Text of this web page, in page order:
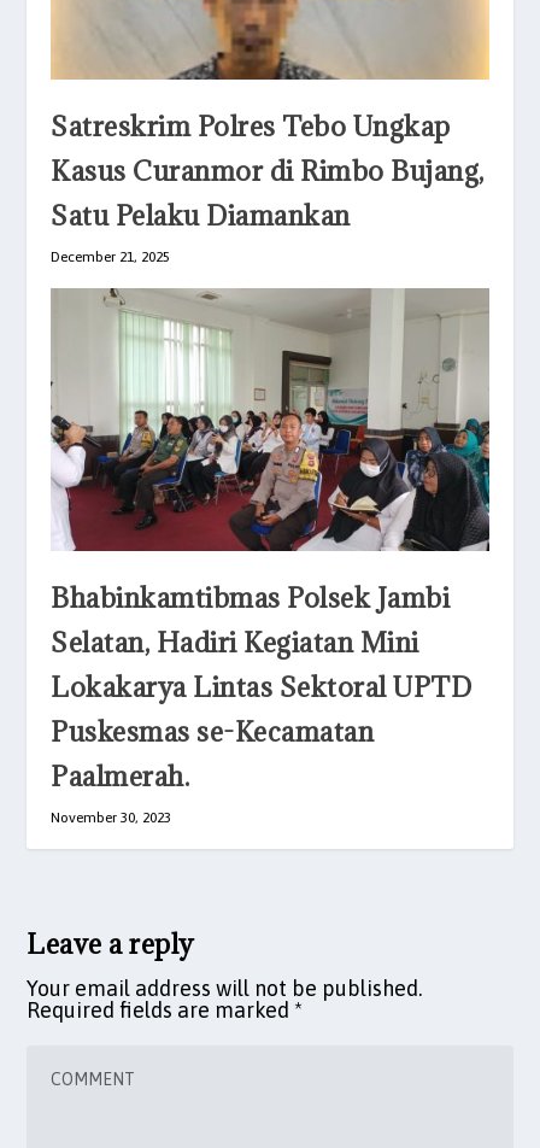
Satreskrim Polres Tebo Ungkap
Kasus Curanmor di Rimbo Bujang,
Satu Pelaku Diamankan
December 21, 2025
Bhabinkamtibmas Polsek Jambi
Selatan, Hadiri Kegiatan Mini
Lokakarya Lintas Sektoral UPTD
Puskesmas se-Kecamatan
Paalmerah.
November 30, 2023
Leave a reply
Your email address will not be published.
Required fields are marked *